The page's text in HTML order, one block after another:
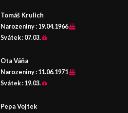
Tomáš Krulich
Narozeniny : 19.04.1966
Svátek : 07.03.
Ota Váňa
Narozeniny : 11.06.1971
Svátek : 19.03.
Pepa Vojtek